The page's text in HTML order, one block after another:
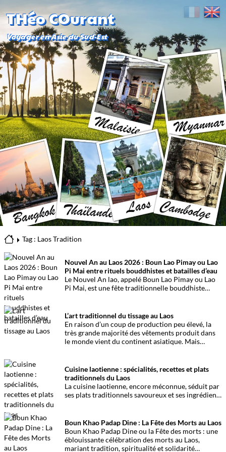
THéo COurant
Voyager en Asie du Sud-Est
Tag : Laos Tradition
Nouvel An au Laos 2026 : Boun Lao Pimay ou Lao
Pi Mai entre rituels bouddhistes et batailles d’eau
Le Nouvel An lao, appelé Boun Lao Pimay ou Lao
Pi Mai, est une fête traditionnelle bouddhiste
familiales et les fameuses batailles d’eau, marque
le début de la nouvelle année lunaire laotienne.
L’art traditionnel du tissage au Laos
En raison d’un coup de production peu élevé, la
très grande majorité des vêtements produit dans
le monde vient du continent asiatique. Mais
Cuisine laotienne : spécialités, recettes et plats
traditionnels du Laos
La cuisine laotienne, encore méconnue, séduit par
ses plats traditionnels savoureux et ses ingrédients
Boun Khao Padap Dine : La Fête des Morts au Laos
Boun Khao Padap Dine ou la Fête des morts : une
éblouissante célébration des morts au Laos,
mariant tradition, spiritualité et solidarité